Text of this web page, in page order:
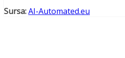
Sursa:AI-Automated.eu